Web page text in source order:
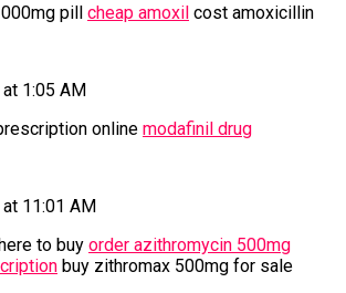
pill cheap amoxil cost amoxicillin
1:05 AM
online modafinil drug
11:01 AM
to buy order azithromycin 500mg
buy zithromax 500mg for sale